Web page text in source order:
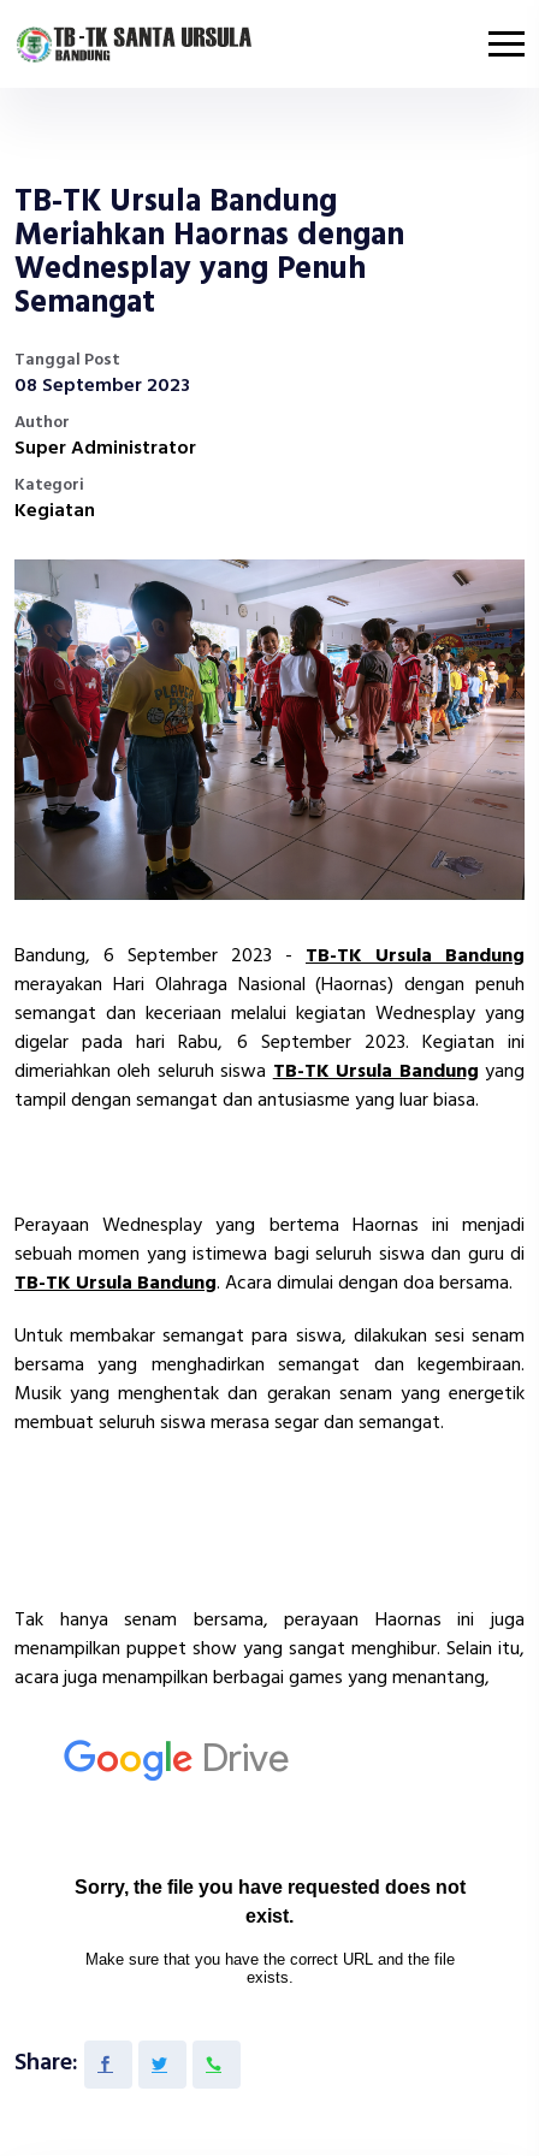
TB-TK Ursula Bandung
Meriahkan Haornas dengan
Wednesplay yang Penuh
Semangat
Tanggal Post
08 September 2023
Author
Super Administrator
Kategori
Kegiatan
Bandung, 6 September 2023 - TB-TK Ursula Bandung
merayakan Hari Olahraga Nasional (Haornas) dengan penuh
semangat dan keceriaan melalui kegiatan Wednesplay yang
digelar pada hari Rabu, 6 September 2023. Kegiatan ini
dimeriahkan oleh seluruh siswaTB-TK Ursula Bandung yang
tampil dengan semangat dan antusiasme yang luar biasa.
Perayaan Wednesplay yang bertema Haornas ini menjadi
sebuah momen yang istimewa bagi seluruh siswa dan guru di
TB-TK Ursula Bandung. Acara dimulai dengan doa bersama.
Untuk membakar semangat para siswa, dilakukan sesi senam
bersama yang menghadirkan semangat dan kegembiraan.
Musik yang menghentak dan gerakan senam yang energetik
membuat seluruh siswa merasa segar dan semangat.
Tak hanya senam bersama, perayaan Haornas ini juga
menampilkan puppet show yang sangat menghibur. Selain itu,
acara juga menampilkan berbagai games yang menantang,
Share: